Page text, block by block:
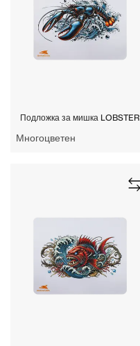
Подложка за мишка LOBSTER
Многоцветен